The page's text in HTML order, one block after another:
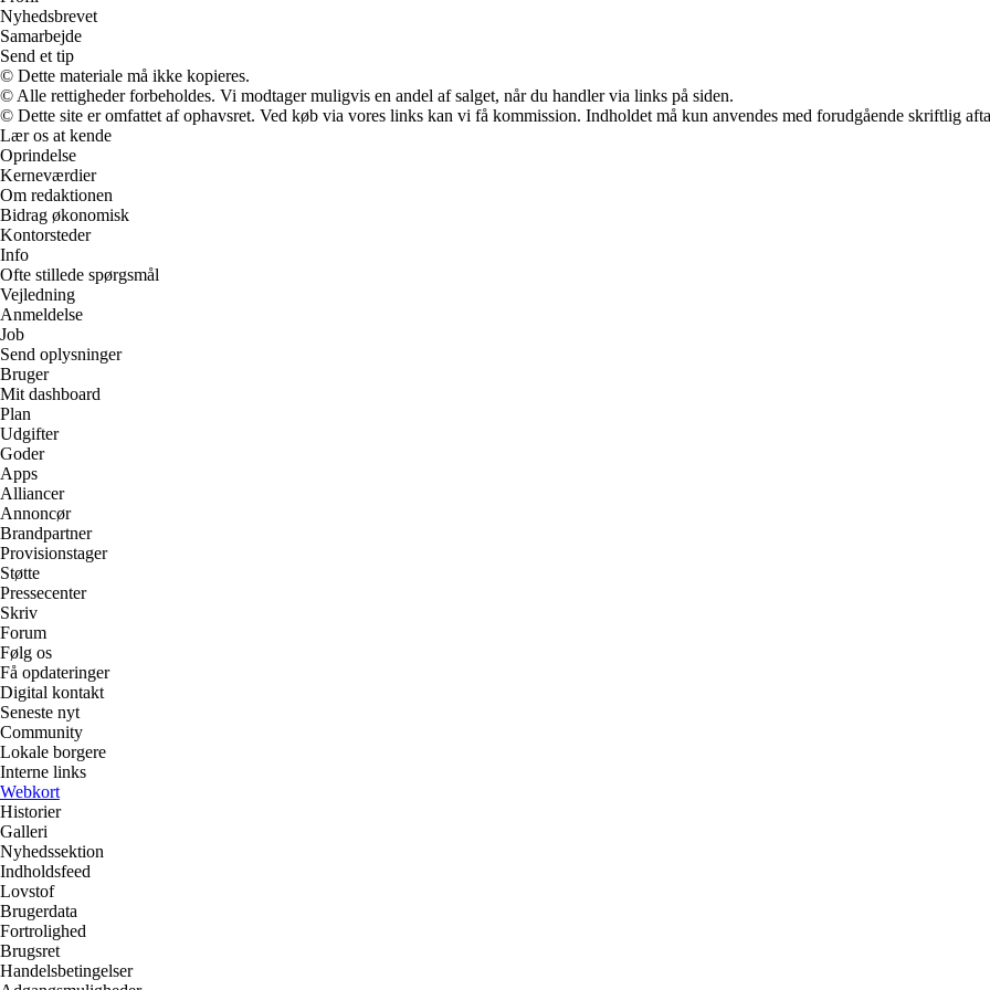
Nyhedsbrevet
Samarbejde
Send et tip
© Dette materiale må ikke kopieres.
© Alle rettigheder forbeholdes. Vi modtager muligvis en andel af salget, når du handler via links på siden.
© Dette site er omfattet af ophavsret. Ved køb via vores links kan vi få kommission. Indholdet må kun anvendes med forudgående skriftlig
Lær os at kende
Oprindelse
Kerneværdier
Om redaktionen
Bidrag økonomisk
Kontorsteder
Info
Ofte stillede spørgsmål
Vejledning
Anmeldelse
Job
Send oplysninger
Bruger
Mit dashboard
Plan
Udgifter
Goder
Apps
Alliancer
Annoncør
Brandpartner
Provisionstager
Støtte
Pressecenter
Skriv
Forum
Følg os
Få opdateringer
Digital kontakt
Seneste nyt
Community
Lokale borgere
Interne links
Webkort
Historier
Galleri
Nyhedssektion
Indholdsfeed
Lovstof
Brugerdata
Fortrolighed
Brugsret
Handelsbetingelser